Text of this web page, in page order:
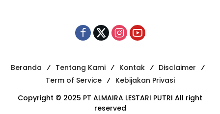
Beranda Tentang Kami Kontak
Disclaimer
Term of Service
Kebijakan Privasi
Copyright © 2025 PT ALMAIRA LESTARI PUTRI All right
reserved